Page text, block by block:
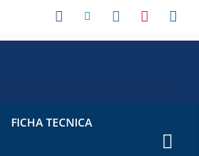
FICHA TECNICA